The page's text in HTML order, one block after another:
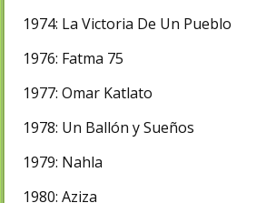
1974: La Victoria De Un Pueblo
1976: Fatma 75
1977: Omar Katlato
1978: Un Ballón y Sueños
1979: Nahla
1980: Aziza